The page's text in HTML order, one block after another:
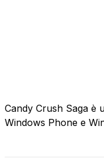
Candy Crush Saga è
Windows Phone e